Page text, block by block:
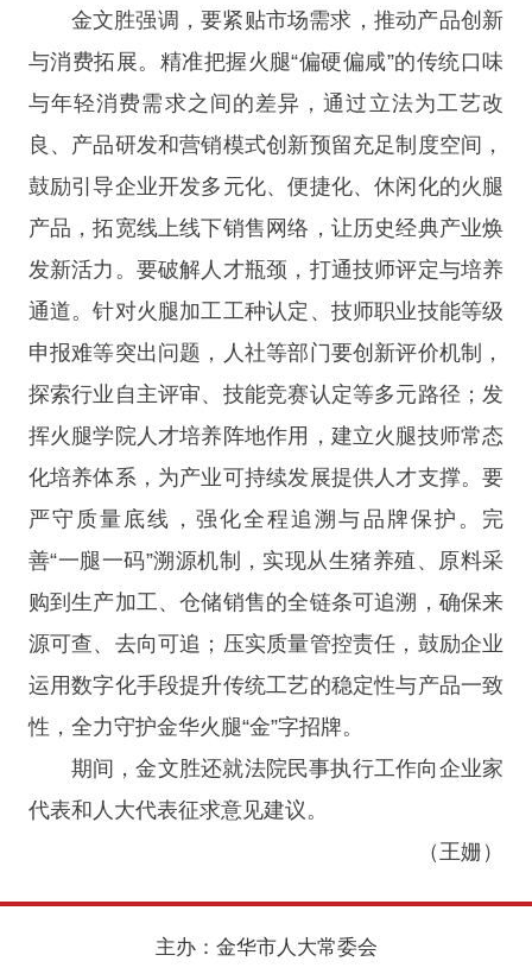
金文胜强调，要紧贴市场需求，推动产品创新
与消费拓展。精准把握火腿“偏硬偏咸”的传统口味
与年轻消费需求之间的差异，通过立法为工艺改
良、产品研发和营销模式创新预留充足制度空间，
鼓励引导企业开发多元化、便捷化、休闲化的火腿
产品，拓宽线上线下销售网络，让历史经典产业焕
发新活力。要破解人才瓶颈，打通技师评定与培养
通道。针对火腿加工工种认定、技师职业技能等级
申报难等突出问题，人社等部门要创新评价机制，
探索行业自主评审、技能竞赛认定等多元路径；发
挥火腿学院人才培养阵地作用，建立火腿技师常态
化培养体系，为产业可持续发展提供人才支撑。要
严守质量底线，强化全程追溯与品牌保护。完
善“一腿一码”溯源机制，实现从生猪养殖、原料采
购到生产加工、仓储销售的全链条可追溯，确保来
源可查、去向可追；压实质量管控责任，鼓励企业
运用数字化手段提升传统工艺的稳定性与产品一致
性，全力守护金华火腿“金”字招牌。
期间，金文胜还就法院民事执行工作向企业家
代表和人大代表征求意见建议。
（王姗）
主办：金华市人大常委会